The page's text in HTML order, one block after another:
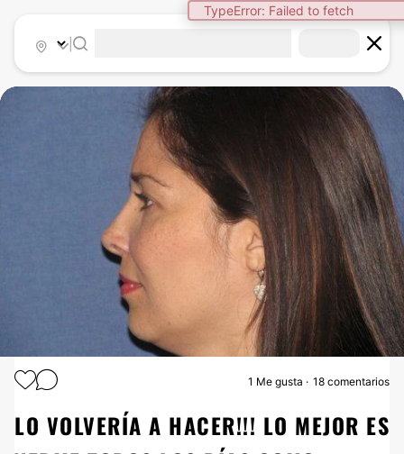
TypeError: Failed to fetch
RINOPLASTIA
1 Me gusta 18 comentarios
LO VOLVERÍA A HACER!!! LO MEJOR ES